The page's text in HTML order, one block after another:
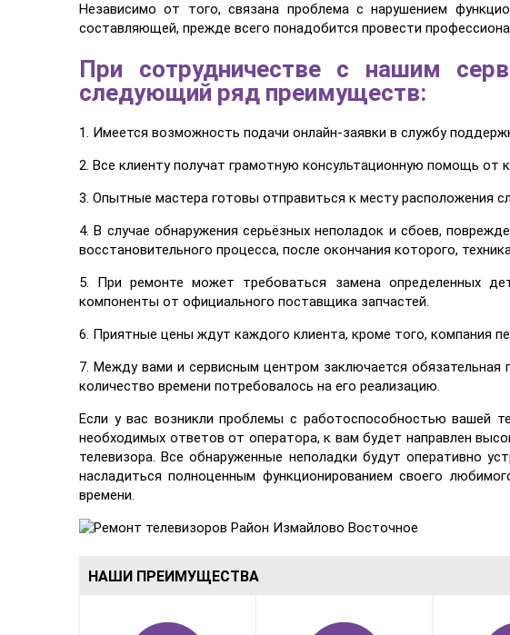
Независимо от того, связана проблема с нарушением
составляющей, прежде всего понадобится провести
При сотрудничестве с нашим
следующий ряд преимуществ:
1. Имеется возможность подачи онлайн-заявки в службу
2. Все клиенту получат грамотную консультационную помощь от
3. Опытные мастера готовы отправиться к месту расположения
4. В случае обнаружения серьёзных неполадок и сбоев,
восстановительного процесса, после окончания которого,
5. При ремонте может требоваться замена определенных
компоненты от официального поставщика запчастей.
6. Приятные цены ждут каждого клиента, кроме того, компания
7. Между вами и сервисным центром заключается обязательная
количество времени потребовалось на его реализацию.
Если у вас возникли проблемы с работоспособностью вашей
необходимых ответов от оператора, к вам будет направлен
телевизора. Все обнаруженные неполадки будут оперативно
насладиться полноценным функционированием своего
времени.
НАШИ ПРЕИМУЩЕСТВА